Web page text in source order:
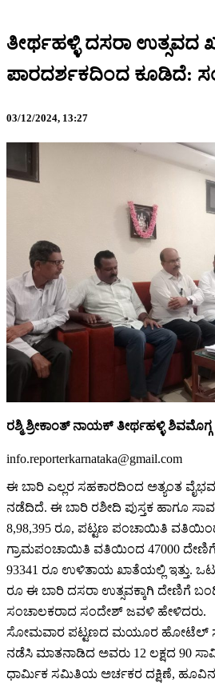
ತೀರ್ಥಹಳ್ಳಿ ದಸರಾ ಉತ್ಸವದ
ಪಾರದರ್ಶಕದಿಂದ ಕೂಡಿದೆ:
03/12/2024, 13:27
ರಶ್ಮಿ ಶ್ರೀಕಾಂತ್ ನಾಯಕ್ ತೀರ್ಥಹಳ್ಳಿ ಶಿವಮೊಗ್ಗ
info.reporterkarnataka@gmail.com
ಈ ಬಾರಿ ಎಲ್ಲರ ಸಹಕಾರದಿಂದ ಅತ್ಯಂತ
ನಡೆದಿದೆ. ಈ ಬಾರಿ ರಶೀದಿ ಪುಸ್ತಕ ಹಾಗೂ
8,98,395 ರೂ, ಪಟ್ಟಣ ಪಂಚಾಯಿತಿ ವತಿಯಿಂದ
ಗ್ರಾಮಪಂಚಾಯಿತಿ ವತಿಯಿಂದ 47000
93341 ರೂ ಉಳಿತಾಯ ಖಾತೆಯಲ್ಲಿ ಇತ್ತು.
ರೂ ಈ ಬಾರಿ ದಸರಾ ಉತ್ಸವಕ್ಕಾಗಿ ದೇಣಿಗೆ
ಸಂಚಾಲಕರಾದ ಸಂದೇಶ್ ಜವಳಿ ಹೇಳಿದರು.
ಸೋಮವಾರ ಪಟ್ಟಣದ ಮಯೂರ ಹೋಟೆಲ್
ನಡೆಸಿ ಮಾತನಾಡಿದ ಅವರು 12 ಲಕ್ಷದ 90
ಧಾರ್ಮಿಕ ಸಮಿತಿಯ ಅರ್ಚಕರ ದಕ್ಷಿಣೆ, ಹೂವಿನ